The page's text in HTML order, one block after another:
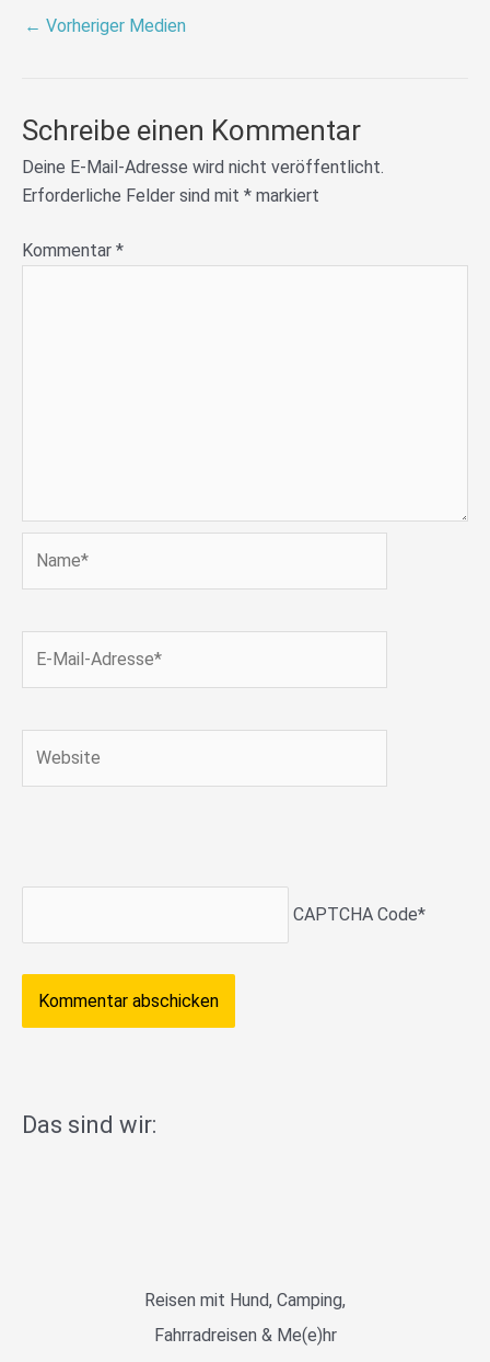
← Vorheriger Medien
Schreibe einen Kommentar
Deine E-Mail-Adresse wird nicht veröffentlicht.
Erforderliche Felder sind mit * markiert
Kommentar *
Mail-
CAPTCHA Code*
Das sind wir:
Reisen mit Hund, Camping,
Fahrradreisen & Me(e)hr